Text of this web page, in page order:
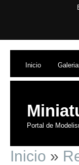
Inicio
Portal de
Inicio »